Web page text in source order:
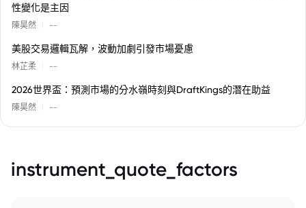
性變化是主因
陳昊然 --
美股交易邏輯瓦解，波動加劇引發市場憂慮
林芷柔 --
2026世界盃：預測市場的分水嶺時刻與DraftKings的潛在助益
陳昊然 --
instrument_quote_factors